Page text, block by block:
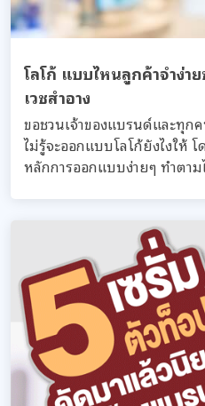
โลโก้ แบบไหนลูกค้าจำง่า
เวชสำอาง
ขอชวนเจ้าของแบรนด์และทุก
ไม่รู้จะออกแบบโลโก้ยังไงให้
หลักการออกแบบง่ายๆ ทำตาม